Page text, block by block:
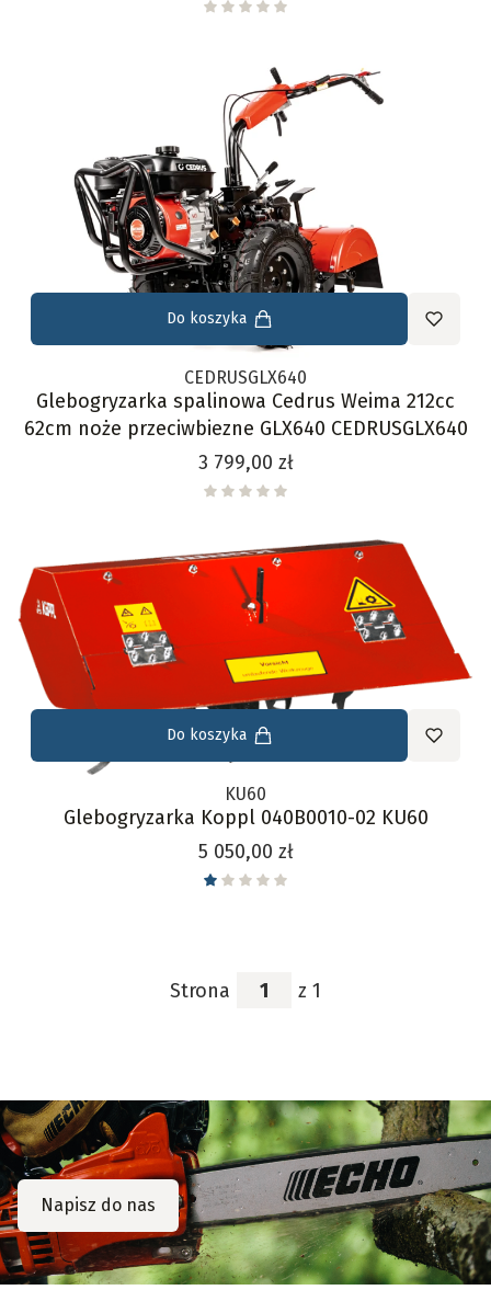
Do koszyka
CEDRUSGLX640
Glebogryzarka spalinowa Cedrus Weima 212cc
62cm noże przeciwbiezne GLX640 CEDRUSGLX640
Cena
3 799,00 zł
Do koszyka
KU60
Glebogryzarka Koppl 040B0010-02 KU60
Cena
5 050,00 zł
Strona z 1
Napisz do nas